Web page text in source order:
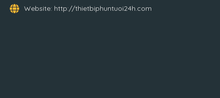
Website: http://thietbiphuntuoi24h.com